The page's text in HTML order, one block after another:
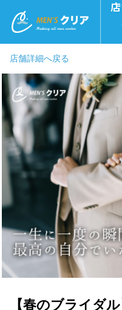
店舗詳細へ戻る
【春のブライダ